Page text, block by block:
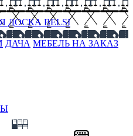
ДОСКА BELSI
ДАЧА МЕБЕЛЬ НА ЗАКАЗ